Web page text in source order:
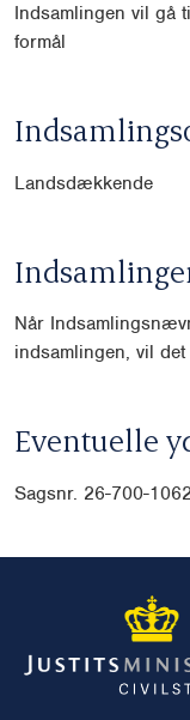
Indsamlingen vil gå
formål
Landsdækkende
Når
indsamlingen, vil
Eventuelle
Sagsnr. 26-700-